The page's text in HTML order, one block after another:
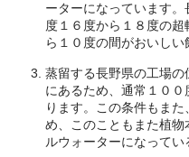
ーターになっています
度１６度から１８度の
ら１０度の間がおいしい
蒸留する長野県の工場
にあるため、通常１０
ります。この条件もまた
め、このこともまた植
ルウォーターになってい